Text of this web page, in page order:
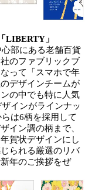
LIBERTY」
部にある老舗百貨
のファブリックブ
って「スマホで年
デザインチームが
の中でも特に人気
インがラインナッ
は6柄を採用して
イン調の柄まで、
賀状デザインにし
られる厳選のリバ
年のご挨拶をぜ